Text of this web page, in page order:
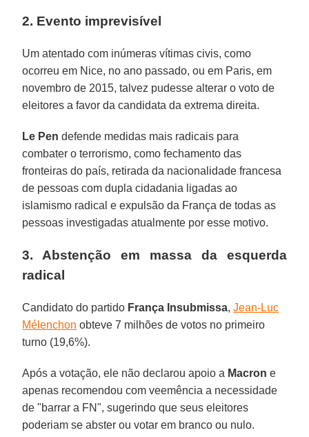
2. Evento imprevisível
Um atentado com inúmeras vítimas civis, como
ocorreu em Nice, no ano passado, ou em Paris, em
novembro de 2015, talvez pudesse alterar o voto de
eleitores a favor da candidata da extrema direita.
Le Pen defende medidas mais radicais para
combater o terrorismo, como fechamento das
fronteiras do país, retirada da nacionalidade francesa
de pessoas com dupla cidadania ligadas ao
islamismo radical e expulsão da França de todas as
pessoas investigadas atualmente por esse motivo.
3. Abstenção em massa da esquerda
radical
Candidato do partido França Insubmissa, Jean-Luc
Mélenchon obteve 7 milhões de votos no primeiro
turno (19,6%).
Após a votação, ele não declarou apoio a Macron e
apenas recomendou com veemência a necessidade
de "barrar a FN", sugerindo que seus eleitores
poderiam se abster ou votar em branco ou nulo.